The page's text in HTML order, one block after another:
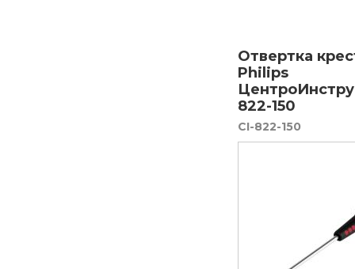
Отвертка
Philips
822-150
CI-822-150